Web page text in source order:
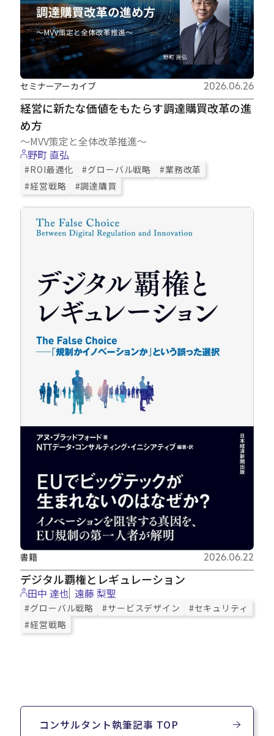
経営に新たな価値をもたらす調達購買改革の進
め方
～MVV策定と全体改革推進～
セミナーアーカイブ 2026.06.26
野町 直弘
#ROI最適化 #グローバル戦略
#業務改革
#経営戦略
#調達購買
デジタル覇権とレギュレーション
書籍 2026.06.22
田中 達也 遠藤 梨聖
#グローバル戦略 #サービスデザイン
#セキュリティ
#経営戦略
コンサルタント執筆記事 TOP